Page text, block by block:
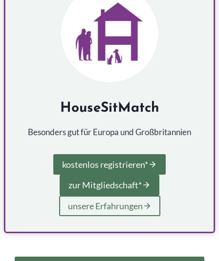
HouseSitMatch
Besonders gut für Europa und Großbritannien
kostenlos registrieren*
zur Mitgliedschaft*
unsere Erfahrungen